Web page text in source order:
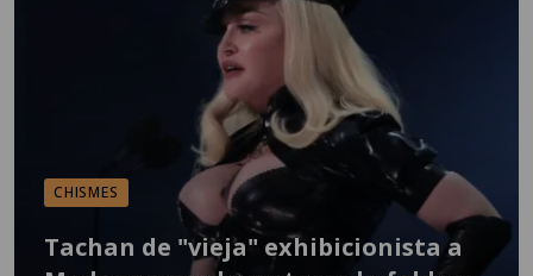
CHISMES
Tachan de "vieja" exhibicionista a